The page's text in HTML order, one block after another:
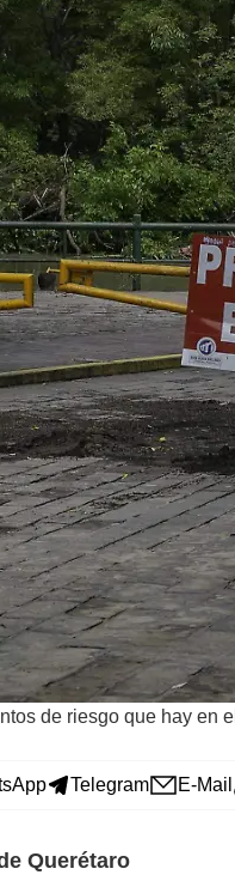
de riesgo que hay en
Telegram E-Mail
Querétaro